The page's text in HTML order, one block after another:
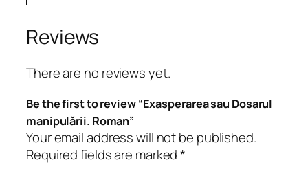
e
a
s
a
u
D
o
s
Reviews
There are no reviews yet.
Be the first to review “Exasperarea sau Dosarul
manipulării. Roman”
Your email address will not be published.
Required fields are marked*